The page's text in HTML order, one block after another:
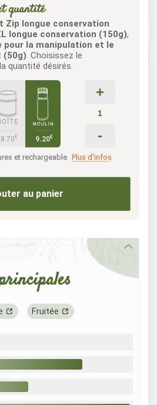
quantité
Zip longue conservation
longue conservation (150g),
pour la manipulation et le
(50g). Choisissez le
quantité désirés.
8.70€ 9.20€
et rechargeable Plus d'infos
+
-
au panier
Fruitée